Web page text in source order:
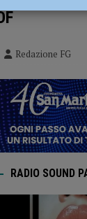
Redazione FG
RADIO SOUND